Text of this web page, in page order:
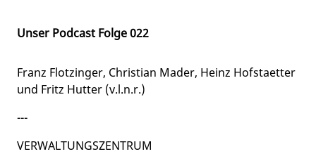
Unser Podcast Folge 022
Franz Flotzinger, Christian Mader, Heinz Hofstaetter
und Fritz Hutter (v.l.n.r.)
---
VERWALTUNGSZENTRUM